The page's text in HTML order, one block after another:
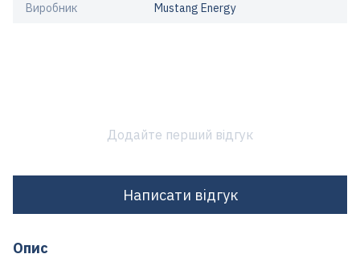
Виробник Mustang Energy
Додайте перший відгук
Написати відгук
Опис